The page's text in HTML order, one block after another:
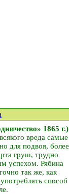
1865 г.)
вреда самые
для подвоя, более
груш, трудно
успехом. Рябина
так же, как
способ